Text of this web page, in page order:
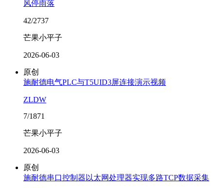
风停雨落
42/2737
芒果小平子
2026-06-03
原创
施耐德电气PLC与T5UID3屏连接演示视频
ZLDW
7/1871
芒果小平子
2026-06-03
原创
施耐德串口控制器以太网处理器实现多路TCP数据采集